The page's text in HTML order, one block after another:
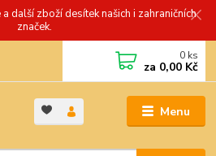
další zboží desítek našich i zahraničních
značek.
Menu
0 ks
za 0,00 Kč